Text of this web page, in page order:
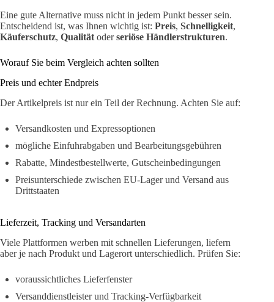
Eine gute Alternative muss nicht in jedem Punkt besser sein.
Entscheidend ist, was Ihnen wichtig ist: Preis, Schnelligkeit,
Käuferschutz, Qualität oderseriöse Händlerstrukturen.
Worauf Sie beim Vergleich achten sollten
Preis und echter Endpreis
Der Artikelpreis ist nur ein Teil der Rechnung. Achten Sie auf:
Versandkosten und Expressoptionen
mögliche Einfuhrabgaben und Bearbeitungsgebühren
Rabatte, Mindestbestellwerte, Gutscheinbedingungen
Preisunterschiede zwischen EU-Lager und Versand aus
Drittstaaten
Lieferzeit, Tracking und Versandarten
Viele Plattformen werben mit schnellen Lieferungen, liefern
aber je nach Produkt und Lagerort unterschiedlich. Prüfen Sie:
voraussichtliches Lieferfenster
Versanddienstleister und Tracking-Verfügbarkeit